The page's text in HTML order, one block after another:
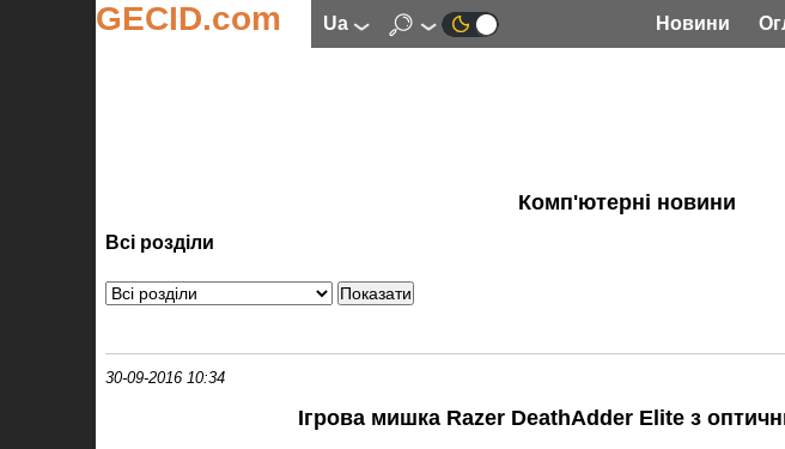
GECID.com ua Новини
Комп'ютерні новини
Всі розділи
30-09-2016 10:34
Ігрова мишка Razer DeathAdder Elite з